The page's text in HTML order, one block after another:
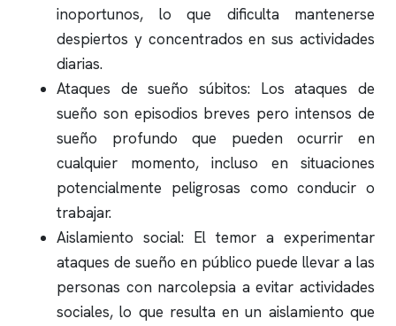
inoportunos, lo que dificulta mantenerse
despiertos y concentrados en sus actividades
diarias.
Ataques de sueño súbitos: Los ataques de
sueño son episodios breves pero intensos de
sueño profundo que pueden ocurrir en
cualquier momento, incluso en situaciones
potencialmente peligrosas como conducir o
trabajar.
Aislamiento social: El temor a experimentar
ataques de sueño en público puede llevar a las
personas con narcolepsia a evitar actividades
sociales, lo que resulta en un aislamiento que